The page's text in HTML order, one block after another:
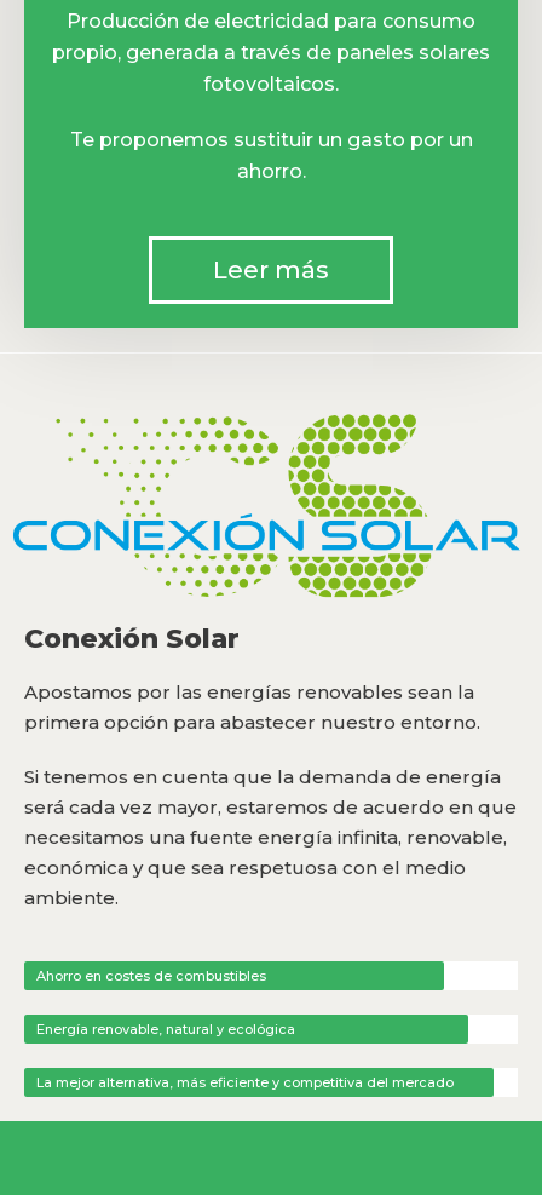
Producción de electricidad para consumo
propio, generada a través de paneles solares
fotovoltaicos.
Te proponemos sustituir un gasto por un
ahorro.
Leer más
Conexión Solar
Apostamos por las energías renovables sean la
primera opción para abastecer nuestro entorno.
Si tenemos en cuenta que la demanda de energía
será cada vez mayor, estaremos de acuerdo en que
necesitamos una fuente energía infinita, renovable,
económica y que sea respetuosa con el medio
ambiente.
Ahorro en costes de combustibles
Energía renovable, natural y ecológica
La mejor alternativa, más eficiente y competitiva del mercado